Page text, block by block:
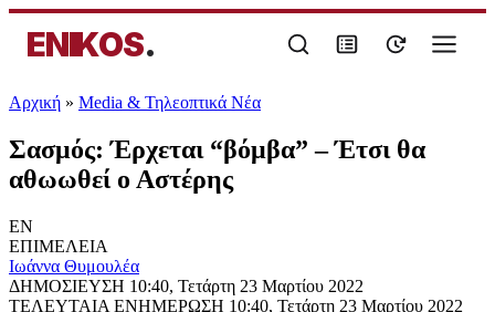
ENIKOS.
Αρχική » Media & Τηλεοπτικά Νέα
Σασμός: Έρχεται “βόμβα” – Έτσι θα
αθωωθεί ο Αστέρης
EN
ΕΠΙΜΕΛΕΙΑ
Ιωάννα Θυμουλέα
ΔΗΜΟΣΙΕΥΣΗ 10:40, Τετάρτη 23 Μαρτίου 2022
ΤΕΛΕΥΤΑΙΑ ΕΝΗΜΕΡΩΣΗ 10:40, Τετάρτη 23 Μαρτίου 2022